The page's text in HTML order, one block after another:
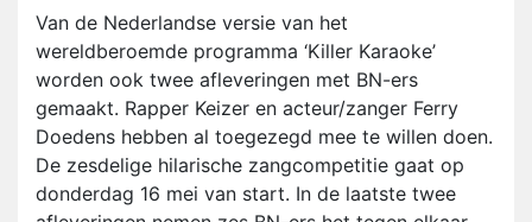
Van de Nederlandse versie van het
wereldberoemde programma ‘Killer Karaoke’
worden ook twee afleveringen met BN-ers
gemaakt. Rapper Keizer en acteur/zanger Ferry
Doedens hebben al toegezegd mee te willen doen.
De zesdelige hilarische zangcompetitie gaat op
donderdag 16 mei van start. In de laatste twee